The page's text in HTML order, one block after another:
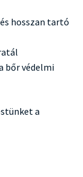
hosszan tartó
bőr védelmi
a